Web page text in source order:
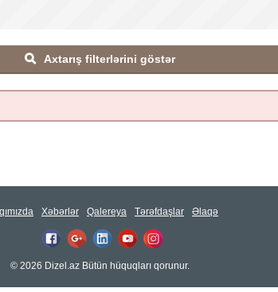
Axtarış filterlərini göstər
Xəbərlər Qalereya Tərəfdaşlar Əlaqə
© 2026 Dizel.az Bütün hüquqları qorunur.